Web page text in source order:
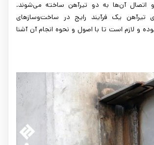
اتصال آن‌ها به دو تیرآهن ساخته می‌شوند.
تیرآهن یک فرآیند رایج در ساخت‌وسازهای
و لازم است تا با اصول و نحوه انجام آن آشنا